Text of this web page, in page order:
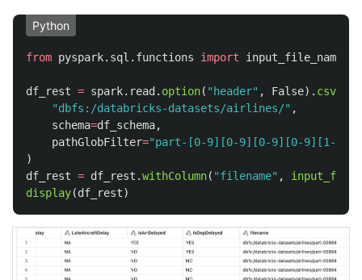
Python
from pyspark.sql.functions import input_file_name
df_rest = spark. read . option( " header" , False). csv
"dbfs:/databricks-datasets/airlines/" ,
schema=df_schema,
pathGlobFilter="part-[0-9][0-9][0-9][0-9][1-9]
)
df_rest = df_rest .withColumn( "filename" ,
display(df_rest)